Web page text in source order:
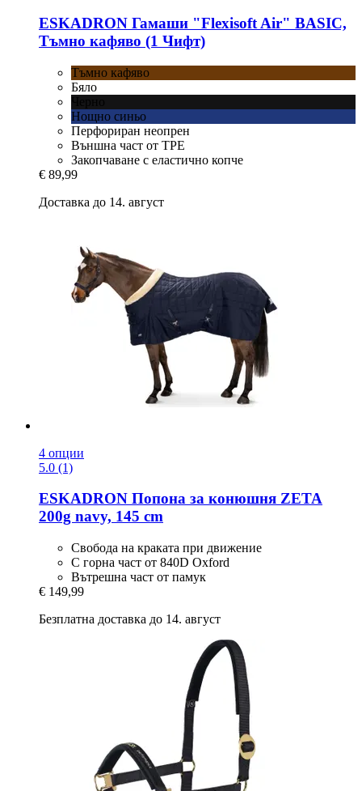
ESKADRON Гамаши "Flexisoft Air" BASIC,
Тъмно кафяво (1 Чифт)
Тъмно кафяво
Бяло
Нощно синьо
Перфориран неопрен
Външна част от TPE
Закопчаване с еластично копче
€ 89,99
Доставка до 14. август
4 опции
5.0 (1)
ESKADRON Попона за конюшня ZETA
200g navy, 145 cm
Свобода на краката при движение
С горна част от 840D Oxford
Вътрешна част от памук
€ 149,99
Безплатна доставка до 14. август